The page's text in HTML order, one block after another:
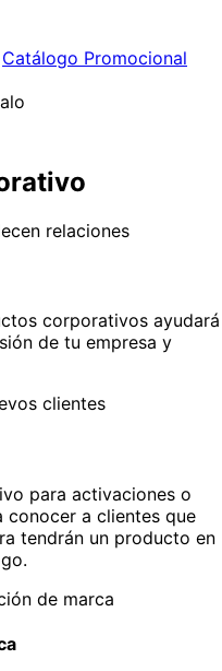
Catálogo Promocional
corporativos ayudará
de tu empresa y
para activaciones o
conocer a clientes que
tendrán un producto en